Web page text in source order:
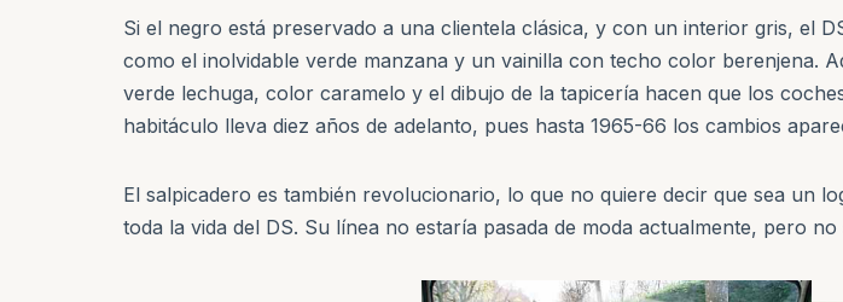
Si el negro está preservado a una clientela clásica, y con un interior gris, el
como el inolvidable verde manzana y un vainilla con techo color berenjena.
verde lechuga, color caramelo y el dibujo de la tapicería hacen que los
habitáculo lleva diez años de adelanto, pues hasta 1965-66 los cambios
El salpicadero es también revolucionario, lo que no quiere decir que sea un
toda la vida del DS. Su línea no estaría pasada de moda actualmente, pero